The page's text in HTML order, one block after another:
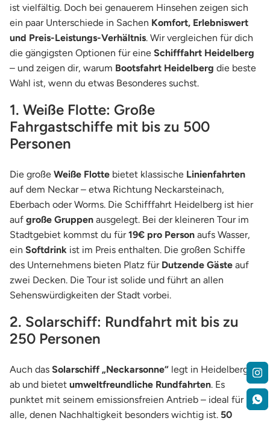
ist vielfältig. Doch bei genauerem Hinsehen zeigen sich
ein paar Unterschiede in Sachen Komfort, Erlebniswert
und Preis-Leistungs-Verhältnis. Wir vergleichen für dich
die gängigsten Optionen für eine Schifffahrt Heidelberg
– und zeigen dir, warum Bootsfahrt Heidelberg die beste
Wahl ist, wenn du etwas Besonderes suchst.
1. Weiße Flotte: Große
Fahrgastschiffe mit bis zu 500
Personen
Die große Weiße Flotte bietet klassische Linienfahrten
auf dem Neckar – etwa Richtung Neckarsteinach,
Eberbach oder Worms. Die Schifffahrt Heidelberg ist hier
auf große Gruppen ausgelegt. Bei der kleineren Tour im
Stadtgebiet kommst du für19€ pro Person aufs Wasser,
ein Softdrink ist im Preis enthalten. Die großen Schiffe
des Unternehmens bieten Platz für Dutzende Gäste auf
zwei Decken. Die Tour ist solide und führt an allen
Sehenswürdigkeiten der Stadt vorbei.
2. Solarschiff: Rundfahrt mit bis zu
250 Personen
Auch das Solarschiff „Neckarsonne“ legt in Heidelberg
ab und bietet umweltfreundliche Rundfahrten. Es
punktet mit seinem emissionsfreien Antrieb – ideal für
alle, denen Nachhaltigkeit besonders wichtig ist. 50